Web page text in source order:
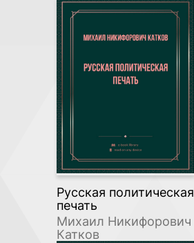
Русская политическая
печать
Михаил Никифорович
Катков